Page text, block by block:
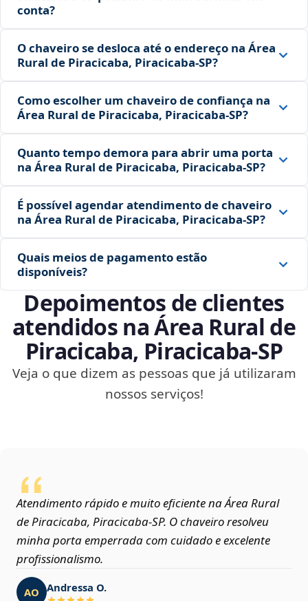
conta?
O chaveiro se desloca até o endereço na Área
Rural de Piracicaba, Piracicaba‑SP?
Como escolher um chaveiro de confiança na
Área Rural de Piracicaba, Piracicaba‑SP?
Quanto tempo demora para abrir uma porta
na Área Rural de Piracicaba, Piracicaba‑SP?
É possível agendar atendimento de chaveiro
na Área Rural de Piracicaba, Piracicaba‑SP?
Quais meios de pagamento estão
disponíveis?
Depoimentos de clientes
atendidos na Área Rural de
Piracicaba, Piracicaba‑SP
Veja o que dizem as pessoas que já utilizaram
nossos serviços!
Atendimento rápido e muito eficiente na Área Rural
de Piracicaba, Piracicaba‑SP. O chaveiro resolveu
minha porta emperrada com cuidado e excelente
profissionalismo.
AO Andressa O.